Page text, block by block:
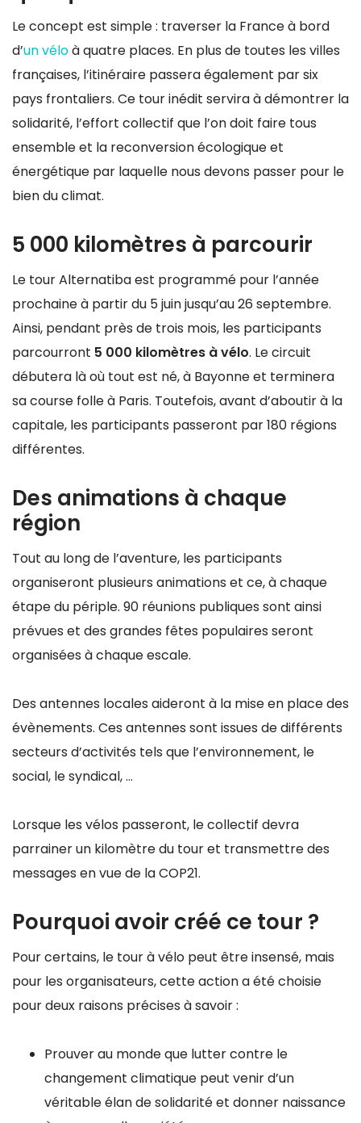
Le concept est simple : traverser la France à bord
d’un véloà quatre places. En plus de toutes les villes
françaises, l’itinéraire passera également par six
pays frontaliers. Ce tour inédit servira à démontrer la
solidarité, l’effort collectif que l’on doit faire tous
ensemble et la reconversion écologique et
énergétique par laquelle nous devons passer pour le
bien du climat.
5 000 kilomètres à parcourir
Le tour Alternatiba est programmé pour l’année
prochaine à partir du 5 juin jusqu’au 26 septembre.
Ainsi, pendant près de trois mois, les participants
parcourront 5 000 kilomètres à vélo. Le circuit
débutera là où tout est né, à Bayonne et terminera
sa course folle à Paris. Toutefois, avant d’aboutir à la
capitale, les participants passeront par 180 régions
différentes.
Des animations à chaque
région
Tout au long de l’aventure, les participants
organiseront plusieurs animations et ce, à chaque
étape du périple. 90 réunions publiques sont ainsi
prévues et des grandes fêtes populaires seront
organisées à chaque escale.
Des antennes locales aideront à la mise en place des
évènements. Ces antennes sont issues de différents
secteurs d’activités tels que l’environnement, le
social, le syndical, …
Lorsque les vélos passeront, le collectif devra
parrainer un kilomètre du tour et transmettre des
messages en vue de la COP21.
Pourquoi avoir créé ce tour ?
Pour certains, le tour à vélo peut être insensé, mais
pour les organisateurs, cette action a été choisie
pour deux raisons précises à savoir :
Prouver au monde que lutter contre le
changement climatique peut venir d’un
véritable élan de solidarité et donner naissance